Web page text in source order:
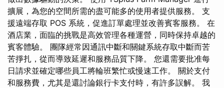
擴展，為您的空間所需的盡可能多的使用者提供服務。 支
援遠端存取 POS 系統，促進訂單處理並改善賓客服務。 在
酒店業，面臨的挑戰是高效管理各種運營，同時保持卓越的
賓客體驗。 團隊經常因通訊中斷和關鍵系統存取中斷而苦
苦掙扎，從而導致延遲和服務品質下降。 您還需要批准每
日請求並確定哪些員工將輪班繁忙或慢速工作。 關於支付
和服務費，尤其是還討論銀行卡支付時，有許多誤解。 我